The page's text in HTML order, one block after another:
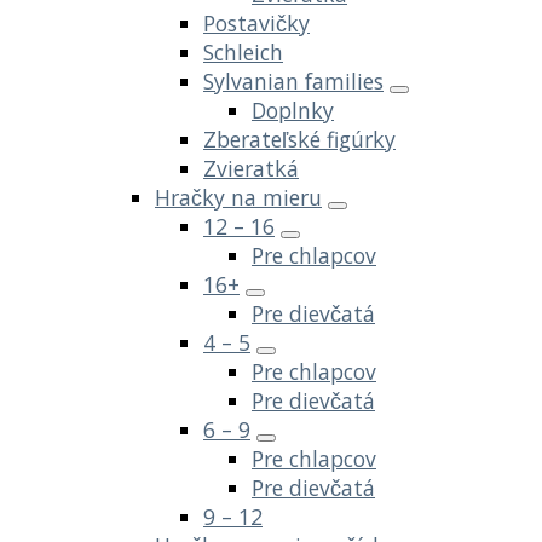
Postavičky
Schleich
Sylvanian families
Doplnky
Zberateľské figúrky
Zvieratká
Hračky na mieru
12 – 16
Pre chlapcov
16+
Pre dievčatá
4 – 5
Pre chlapcov
Pre dievčatá
6 – 9
Pre chlapcov
Pre dievčatá
9 – 12